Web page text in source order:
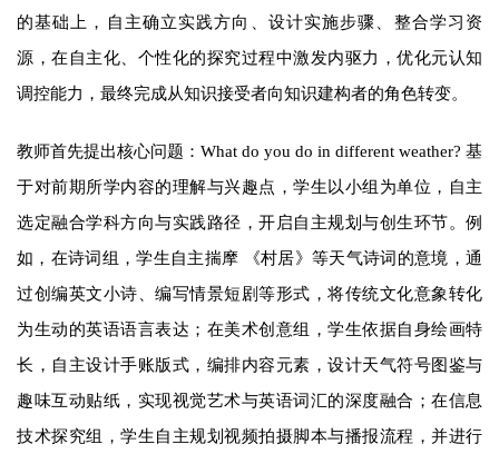
的基础上，自主确立实践方向、设计实施步骤、整合学习资
源，在自主化、个性化的探究过程中激发内驱力，优化元认知
调控能力，最终完成从知识接受者向知识建构者的角色转变。
教师首先提出核心问题：What do you do in different weather? 基
于对前期所学内容的理解与兴趣点，学生以小组为单位，自主
选定融合学科方向与实践路径，开启自主规划与创生环节。例
如，在诗词组，学生自主揣摩 《村居》等天气诗词的意境，通
过创编英文小诗、编写情景短剧等形式，将传统文化意象转化
为生动的英语语言表达；在美术创意组，学生依据自身绘画特
长，自主设计手账版式，编排内容元素，设计天气符号图鉴与
趣味互动贴纸，实现视觉艺术与英语词汇的深度融合；在信息
技术探究组，学生自主规划视频拍摄脚本与播报流程，并进行